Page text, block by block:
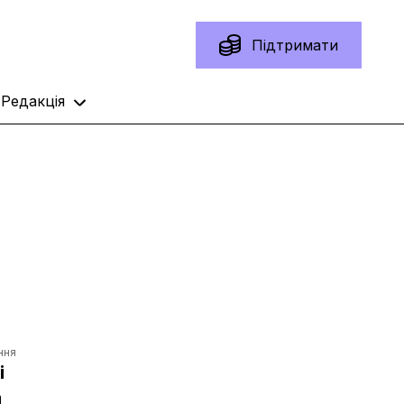
Підтримати
Редакція